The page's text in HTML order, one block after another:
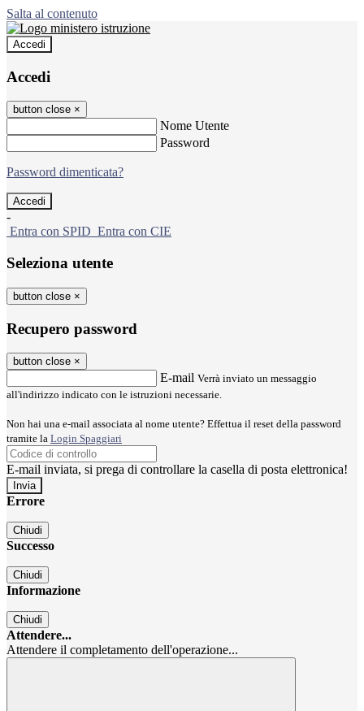
Salta al contenuto
Accedi
Accedi
button close ×
Nome Utente
Password
Password dimenticata?
-
Entra con SPID Entra con CIE
Seleziona utente
button close ×
Recupero password
button close ×
E-mail Verrà inviato un messaggio
all'indirizzo indicato con le istruzioni necessarie.
Non hai una e-mail associata al nome utente? Effettua il reset della password
tramite la Login Spaggiari
E-mail inviata, si prega di controllare la casella di posta elettronica!
Errore
Chiudi
Successo
Chiudi
Informazione
Chiudi
Attendere...
Attendere il completamento dell'operazione...